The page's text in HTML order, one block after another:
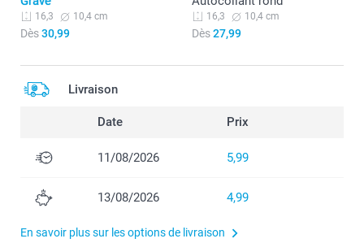
16,3 10,4 cm
Dès30,99
16,3 10,4 cm
Dès27,99
Livraison
Date Prix
11/08/2026 5,99
13/08/2026 4,99
En savoir plus sur les options de livraison